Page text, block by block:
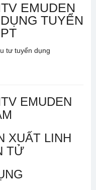
EMUDEN
TUYỂN
tư tuyển dụng
EMUDEN
XUẤT LINH
TỬ